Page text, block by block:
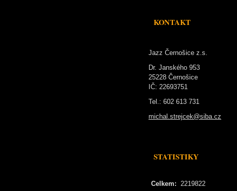
KONTAKT
Jazz Černošice z.s.
Dr. Janského 953
25228 Černošice
IČ: 22693751
Tel.: 602 613 731
michal.strejcek@siba.cz
STATISTIKY
Celkem: 2219822